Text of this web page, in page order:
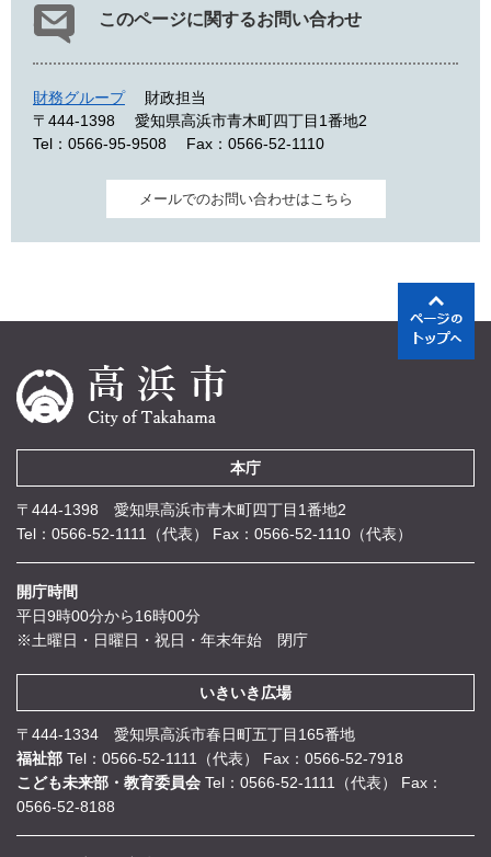
このページに関するお問い合わせ
財務グループ
財政担当
〒444-1398
愛知県高浜市青木町四丁目1番地2
Tel：0566-95-9508
Fax：0566-52-1110
メールでのお問い合わせはこちら
本庁
〒444-1398 愛知県高浜市青木町四丁目1番地2
Tel：0566-52-1111（代表）
Fax：0566-52-1110（代表）
開庁時間
平日9時00分から16時00分
※土曜日・日曜日・祝日・年末年始 閉庁
いきいき広場
〒444-1334 愛知県高浜市春日町五丁目165番地
福祉部 Tel：0566-52-1111（代表）
Fax：0566-52-7918
こども未来部・教育委員会 Tel：0566-52-1111（代表）
Fax：
0566-52-8188